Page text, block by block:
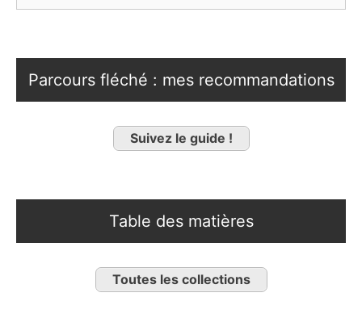
Parcours fléché : mes recommandations
Suivez le guide !
Table des matières
Toutes les collections